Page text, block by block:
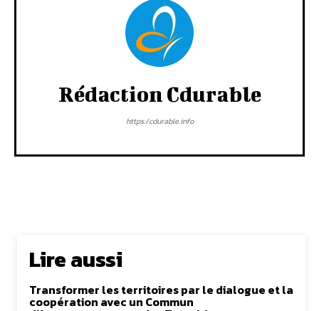
Rédaction Cdurable
https:/cdurable.info
Lire aussi
Transformer les territoires par le dialogue et la
coopération avec un Commun